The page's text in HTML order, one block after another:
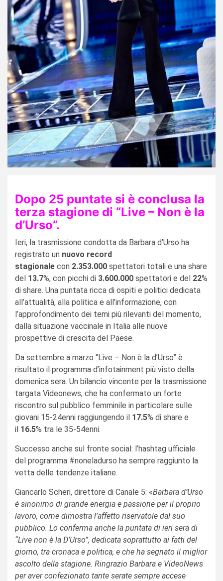
Dopo 25 puntate si è conclusa la
terza stagione di “Live – Non è la
d’Urso”.
Ieri, la trasmissione condotta da Barbara d’Urso ha
registrato un nuovo record
stagionale con 2.353.000 spettatori totali e una share
del 13.7%, con picchi di 3.600.000 spettatori e del 22%
di share. Una puntata ricca di ospiti e politici dedicata
all’attualità, alla politica e all’informazione, con
l’approfondimento dei temi più rilevanti del momento,
dalla situazione vaccinale in Italia alle nuove
prospettive di crescita del Paese.
Da settembre a marzo “Live – Non è la d’Urso” è
risultato il programma d’infotainment più visto della
domenica sera. Un bilancio vincente per la trasmissione
targata Videonews, che ha confermato un forte
riscontro sul pubblico femminile in particolare sulle
giovani 15-24enni raggiungendo il 17.5% di share e
il 16.5% tra le 35-54enni.
Successo anche sul fronte social: l’hashtag ufficiale
del programma #noneladurso ha sempre raggiunto la
vetta delle tendenze italiane.
Giancarlo Scheri, direttore di Canale 5: «Barbara d’Urso
è sinonimo di grande energia e passione per il proprio
lavoro, come dimostra l’affetto riservatole dal suo
pubblico. Lo conferma anche la puntata di ieri sera di
“Live non è la D’Urso”, dedicata soprattutto ai fatti del
giorno, tra cronaca e politica, e che ha segnato il miglior
ascolto della stagione. Ringrazio Barbara e VideoNews
per aver confezionato tante serate sempre accese